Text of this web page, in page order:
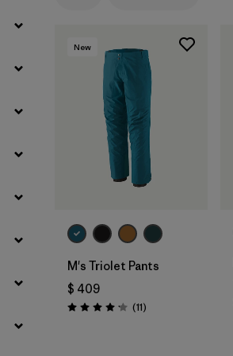
New
M's Triolet Pants
$ 409
Valoración: 4.2 / 5
(11Comentarios
)